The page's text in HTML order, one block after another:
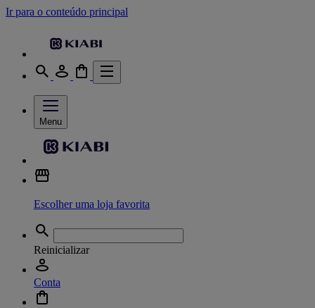
Ir para o conteúdo principal
Menu
Escolher uma loja favorita
Reinicializar
Conta